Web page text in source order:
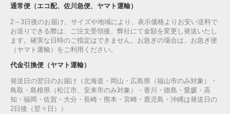
通常便（エコ配、佐川急便、ヤマト運輸）
2～3日後のお届け。サイズや地域により、表示価格よりお安い送料で
お送りできる際は、ご注文受領後、弊社にて金額を変更し発送いたし
ます。確実な日時のご指定はできません。お急ぎの場合は、お急ぎ便
（ヤマト運輸）をご利用ください。
代金引換便（ヤマト運輸）
発送日の翌日のお届け（北海道・岡山・広島県（福山市のみ対象）・
鳥取・島根県（松江市、安来市のみ対象）・香川・徳島・愛媛・高
知・福岡・佐賀・大分・長崎・熊本・宮崎・鹿児島・沖縄は発送日の
2日後（翌々日））